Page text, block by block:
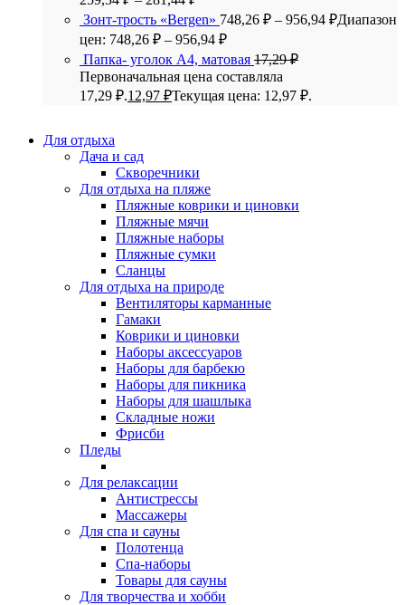
Зонт-трость «Bergen» 748,26 ₽ – 956,94 ₽Диапазон
цен: 748,26 ₽ – 956,94 ₽
Папка- уголок А4, матовая 17,29₽
Первоначальная цена составляла
17,29 ₽.12,97 ₽Текущая цена: 12,97 ₽.
Для отдыха
Дача и сад
Скворечники
Для отдыха на пляже
Пляжные коврики и циновки
Пляжные мячи
Пляжные наборы
Пляжные сумки
Сланцы
Для отдыха на природе
Вентиляторы карманные
Гамаки
Коврики и циновки
Наборы аксессуаров
Наборы для барбекю
Наборы для пикника
Наборы для шашлыка
Складные ножи
Фрисби
Пледы
Для релаксации
Антистрессы
Массажеры
Для спа и сауны
Полотенца
Спа-наборы
Товары для сауны
Для творчества и хобби